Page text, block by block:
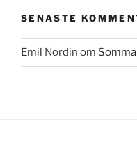
SENASTE
Emil Nordin om